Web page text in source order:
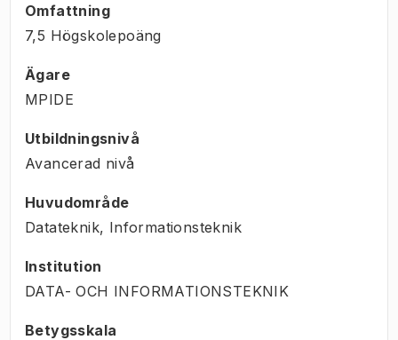
Omfattning
7,5 Högskolepoäng
Ägare
MPIDE
Utbildningsnivå
Avancerad nivå
Huvudområde
Datateknik, Informationsteknik
Institution
DATA- OCH INFORMATIONSTEKNIK
Betygsskala